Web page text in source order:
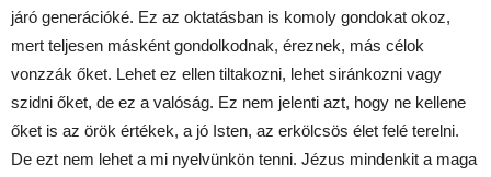
járó generációké. Ez az oktatásban is komoly gondokat okoz,
mert teljesen másként gondolkodnak, éreznek, más célok
vonzzák őket. Lehet ez ellen tiltakozni, lehet siránkozni vagy
szidni őket, de ez a valóság. Ez nem jelenti azt, hogy ne kellene
őket is az örök értékek, a jó Isten, az erkölcsös élet felé terelni.
De ezt nem lehet a mi nyelvünkön tenni. Jézus mindenkit a maga